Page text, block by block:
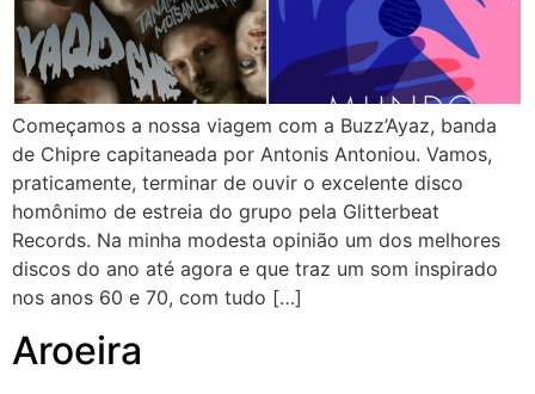
Começamos a nossa viagem com a Buzz’Ayaz, banda
de Chipre capitaneada por Antonis Antoniou. Vamos,
praticamente, terminar de ouvir o excelente disco
homônimo de estreia do grupo pela Glitterbeat
Records. Na minha modesta opinião um dos melhores
discos do ano até agora e que traz um som inspirado
nos anos 60 e 70, com tudo […]
Aroeira